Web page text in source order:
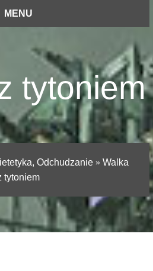
MENU
tytoniem
Odchudzanie » Walka
tytoniem